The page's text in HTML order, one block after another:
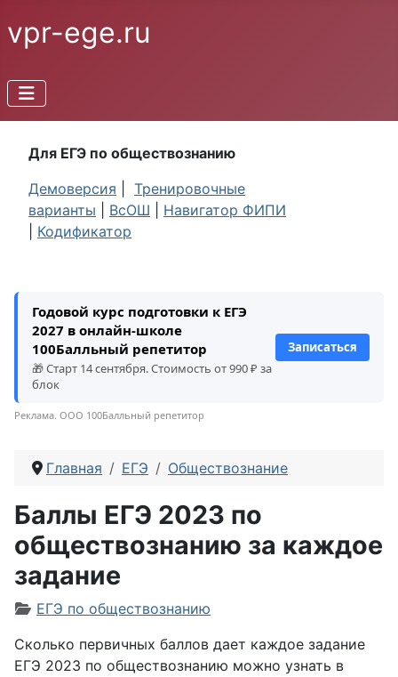
vpr-ege.ru
Для ЕГЭ по обществознанию
Демоверсия
Тренировочные
варианты
ВсОШ
Навигатор ФИПИ
Кодификатор
Годовой курс подготовки к ЕГЭ
2027 в онлайн-школе
100Балльный репетитор
🎁 Старт 14 сентября. Стоимость от 990 ₽ за
блок
Записаться
Реклама. ООО 100Балльный репетитор
Главная ЕГЭ Обществознание
Баллы ЕГЭ 2023 по
обществознанию за каждое
задание
Информация о материале
ЕГЭ по обществознанию
Сколько первичных баллов дает каждое задание
ЕГЭ 2023 по обществознанию можно узнать в